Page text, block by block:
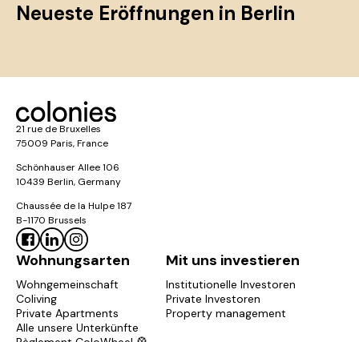
Neueste Eröffnungen in Berlin
21 rue de Bruxelles
75009 Paris, France
Schönhauser Allee 106
10439 Berlin, Germany
Chaussée de la Hulpe 187
B-1170 Brussels
Wohnungsarten
Wohngemeinschaft
Coliving
Private Apartments
Alle unsere Unterkünfte
Mit uns investieren
Institutionelle Investoren
Private Investoren
Property management